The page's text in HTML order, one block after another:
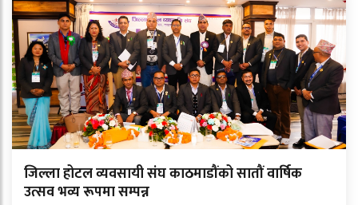
जिल्ला होटल व्यवसायी संघ काठमाडौंको सातौं वार्षिक
उत्सव भव्य रूपमा सम्पन्न